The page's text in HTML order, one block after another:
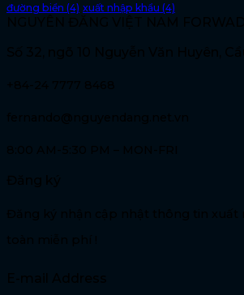
đường biển (4) xuất nhập khẩu (4)